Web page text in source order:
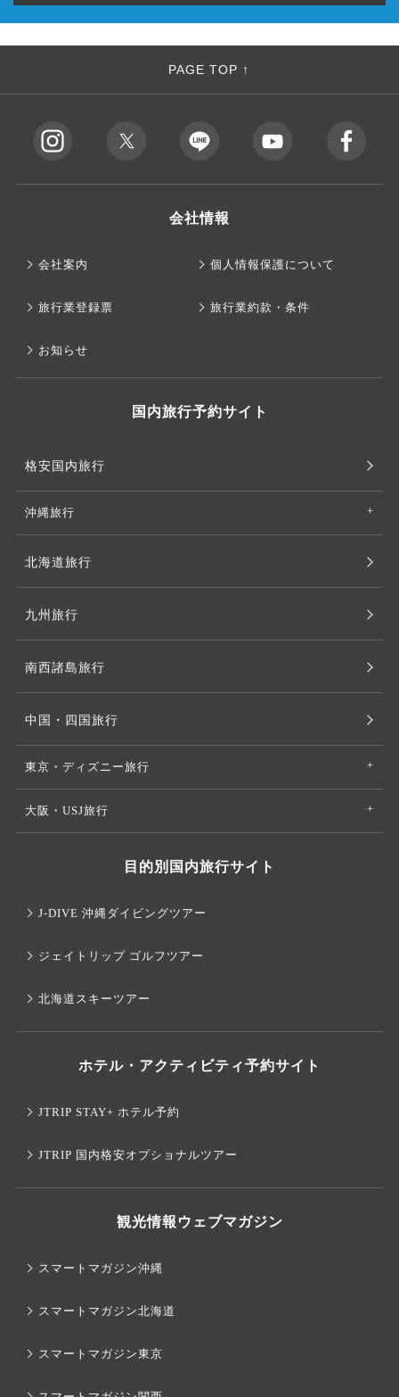
PAGE TOP ↑
会社情報
会社案内 個人情報保護について
旅行業登録票 旅行業約款・条件
お知らせ
国内旅行予約サイト
格安国内旅行
沖縄旅行
北海道旅行
九州旅行
南西諸島旅行
中国・四国旅行
東京・ディズニー旅行
大阪・USJ旅行
目的別国内旅行サイト
J-DIVE 沖縄ダイビングツアー
ジェイトリップ ゴルフツアー
北海道スキーツアー
ホテル・アクティビティ予約サイト
JTRIP STAY+ ホテル予約
JTRIP 国内格安オプショナルツアー
観光情報ウェブマガジン
スマートマガジン沖縄
スマートマガジン北海道
スマートマガジン東京